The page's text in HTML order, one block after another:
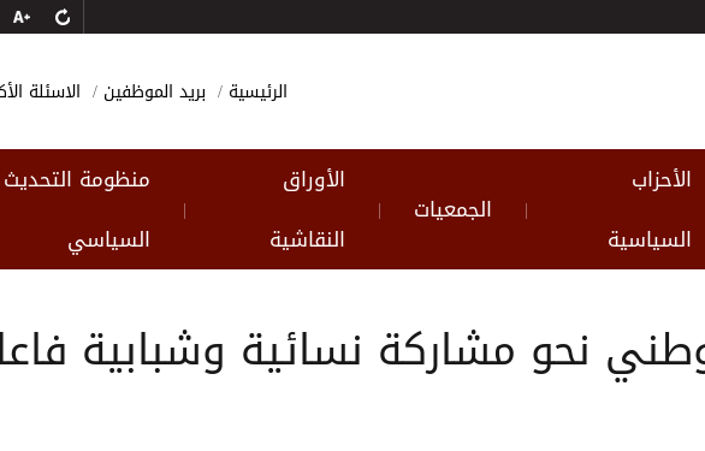
الرئيسية بريد الموظفين الاسئلة
الأحزاب
السياسية
| الجمعيات |
الأوراق
النقاشية
|
منظومة التحديث
السياسي
نحو مشاركة نسائية وشبابية